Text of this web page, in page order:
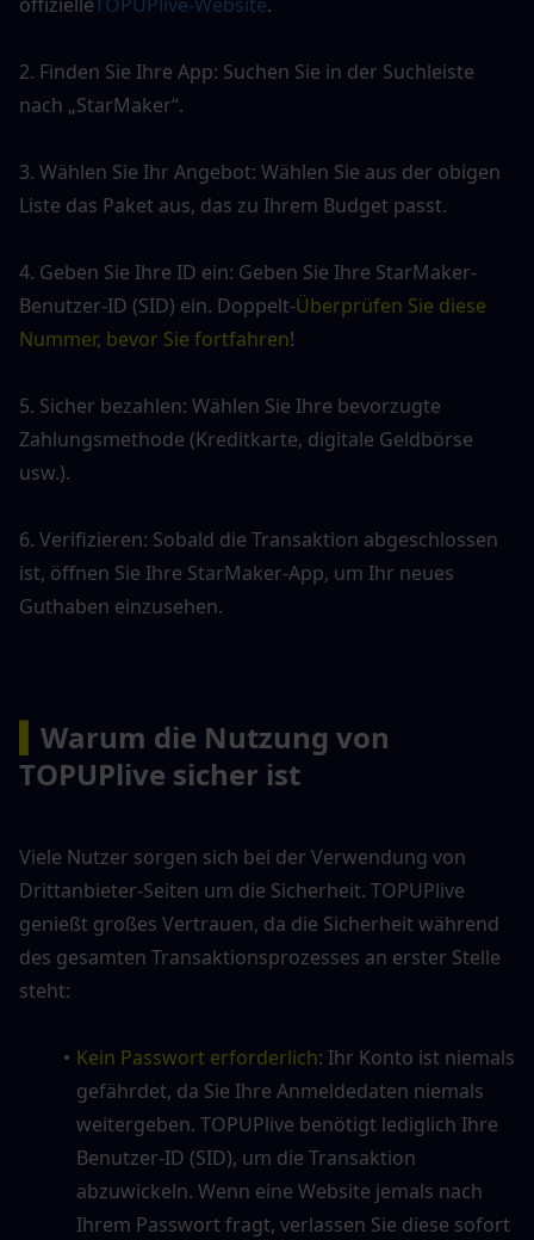
2. Finden Sie Ihre App: Suchen Sie in der Suchleiste
nach „StarMaker“.
3. Wählen Sie Ihr Angebot: Wählen Sie aus der obigen
Liste das Paket aus, das zu Ihrem Budget passt.
4. Geben Sie Ihre ID ein: Geben Sie Ihre StarMaker-
Benutzer-ID (SID) ein. Doppelt-Überprüfen Sie diese
Nummer, bevor Sie fortfahren!
5. Sicher bezahlen: Wählen Sie Ihre bevorzugte
Zahlungsmethode (Kreditkarte, digitale Geldbörse
usw.).
6. Verifizieren: Sobald die Transaktion abgeschlossen
ist, öffnen Sie Ihre StarMaker-App, um Ihr neues
Guthaben einzusehen.
Warum die Nutzung von
TOPUPlive sicher ist
Viele Nutzer sorgen sich bei der Verwendung von
Drittanbieter-Seiten um die Sicherheit. TOPUPlive
genießt großes Vertrauen, da die Sicherheit während
des gesamten Transaktionsprozesses an erster Stelle
steht:
Kein Passwort erforderlich: Ihr Konto ist niemals
gefährdet, da Sie Ihre Anmeldedaten niemals
weitergeben. TOPUPlive benötigt lediglich Ihre
Benutzer-ID (SID), um die Transaktion
abzuwickeln. Wenn eine Website jemals nach
Ihrem Passwort fragt, verlassen Sie diese sofort